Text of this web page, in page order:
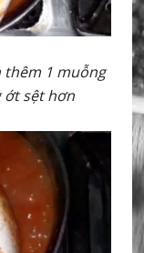
thêm 1 muỗng
ớt sệt hơn